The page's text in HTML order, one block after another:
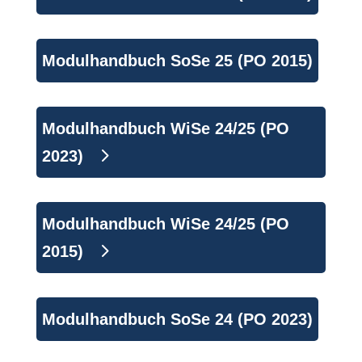
Modulhandbuch SoSe 25 (PO 2015)
Modulhandbuch WiSe 24/25 (PO
2023)
Modulhandbuch WiSe 24/25 (PO
2015)
Modulhandbuch SoSe 24 (PO 2023)